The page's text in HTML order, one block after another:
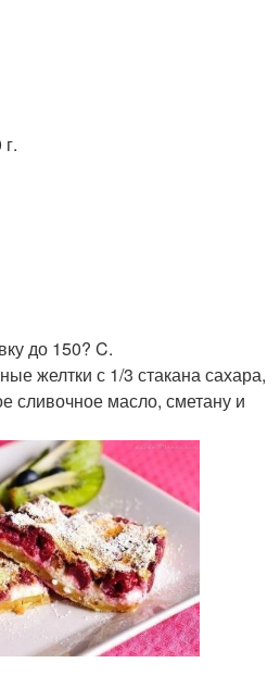
до 150? C.
желтки с 1/3 стакана сахара,
сливочное масло, сметану и